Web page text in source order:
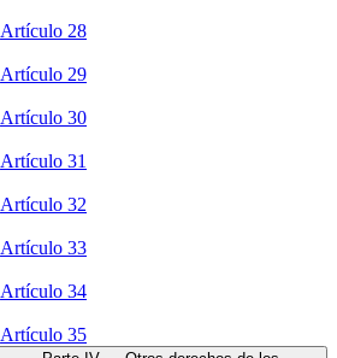
Artículo 28
Artículo 29
Artículo 30
Artículo 31
Artículo 32
Artículo 33
Artículo 34
Artículo 35